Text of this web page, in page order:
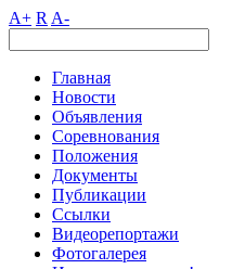
A+ R A-
Главная
Новости
Объявления
Соревнования
Положения
Документы
Публикации
Ссылки
Видеорепортажи
Фотогалерея